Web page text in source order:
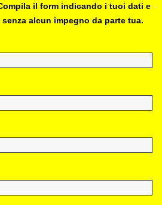
il form indicando i tuoi dati e
alcun impegno da parte tua.